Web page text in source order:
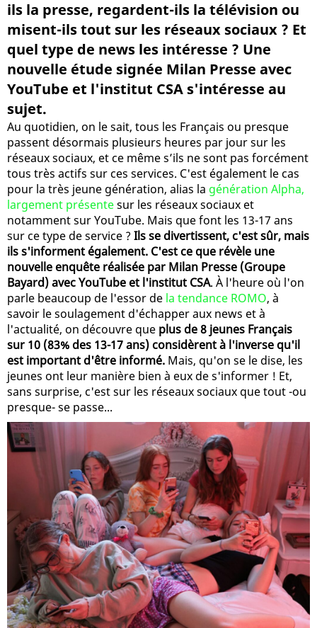
ils la presse, regardent-ils la télévision ou
misent-ils tout sur les réseaux sociaux ? Et
quel type de news les intéresse ? Une
nouvelle étude signée Milan Presse avec
YouTube et l'institut CSA s'intéresse au
sujet.
Au quotidien, on le sait, tous les Français ou presque
passent désormais plusieurs heures par jour sur les
réseaux sociaux, et ce même s’ils ne sont pas forcément
tous très actifs sur ces services. C'est également le cas
pour la très jeune génération, alias la génération Alpha,
largement présentesur les réseaux sociaux et
notamment sur YouTube. Mais que font les 13-17 ans
sur ce type de service ?Ils se divertissent, c'est sûr, mais
ils s'informent également. C'est ce que révèle une
nouvelle enquête réalisée par Milan Presse (Groupe
Bayard) avec YouTube et l'institut CSA. À l'heure où l'on
parle beaucoup de l'essor de la tendance ROMO, à
savoir le soulagement d'échapper aux news et à
l'actualité, on découvre que plus de 8 jeunes Français
sur 10 (83% des 13-17 ans) considèrent à l'inverse qu'il
est important d'être informé. Mais, qu'on se le dise, les
jeunes ont leur manière bien à eux de s'informer ! Et,
sans surprise, c'est sur les réseaux sociaux que tout -ou
presque- se passe...